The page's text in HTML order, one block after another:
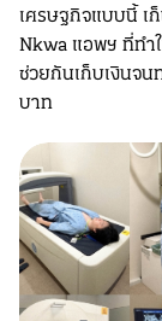
เศรษฐกิจแบบนี้ เ
Nkwa แอพฯ ที่ทำ
ช่วยกันเก็บเงินจน
บาท